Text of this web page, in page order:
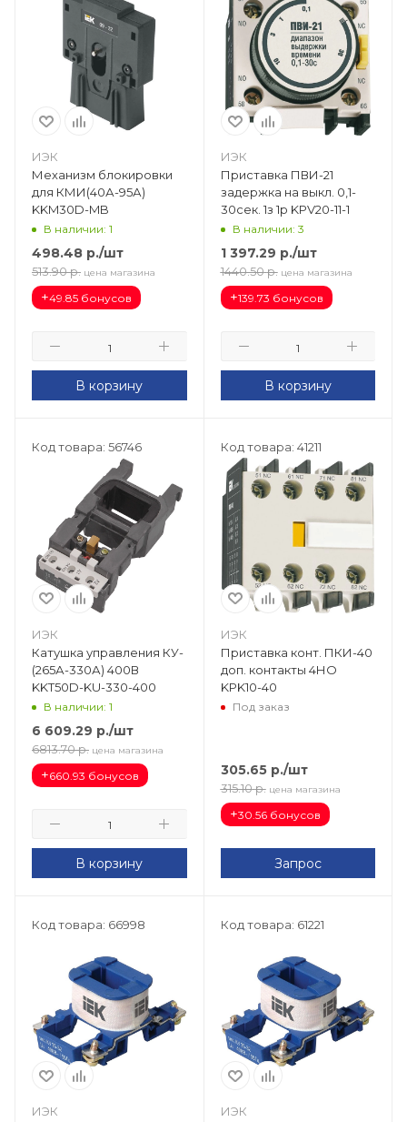
ИЭК
Механизм блокировки
для КМИ(40А-95А)
KKM30D-MB
В наличии: 1
498.48 р./шт
513.90 р. цена магазина
+49.85 бонусов
В корзину
ИЭК
Приставка ПВИ-21
задержка на выкл. 0,1-
30сек. 1з 1р KPV20-11-1
В наличии: 3
1 397.29 р./шт
1440.50 р. цена магазина
+139.73 бонусов
В корзину
Код товара: 56746
ИЭК
Катушка управления КУ-
(265А-330А) 400В
KKT50D-KU-330-400
В наличии: 1
6 609.29 р./шт
6813.70 р. цена магазина
+660.93 бонусов
В корзину
Код товара: 41211
ИЭК
Приставка конт. ПКИ-40
доп. контакты 4НО
KPK10-40
Под заказ
305.65р./шт
315.10 р. цена магазина
+30.56 бонусов
Запрос
Код товара: 66998
ИЭК
Код товара: 61221
ИЭК